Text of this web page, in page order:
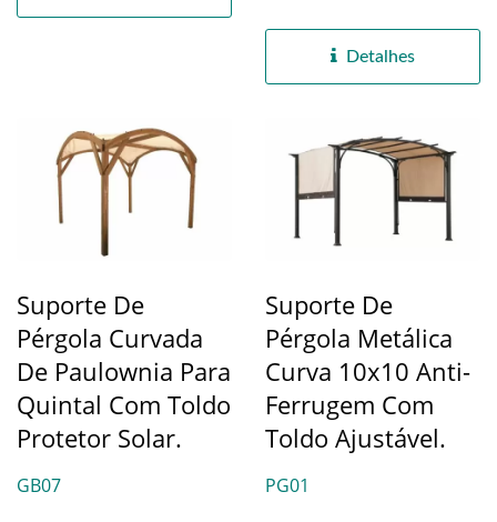
Detalhes
Suporte De
Pérgola Curvada
De Paulownia Para
Quintal Com Toldo
Protetor Solar.
GB07
Suporte De
Pérgola Metálica
Curva 10x10 Anti-
Ferrugem Com
Toldo Ajustável.
PG01